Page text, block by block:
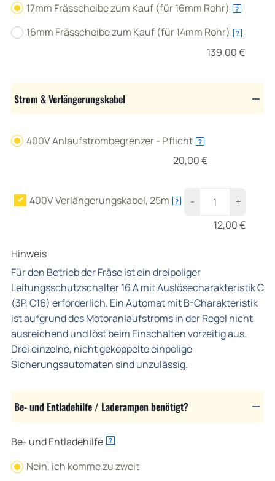
17mm Frässcheibe zum Kauf (für 16mm Rohr) ?
16mm Frässcheibe zum Kauf (für 14mm Rohr) ?
139,00€
Strom & Verlängerungskabel
400V Anlaufstrombegrenzer - Pflicht ?
20,00€
400V Verlängerungskabel, 25m ? -
+
12,00€
Hinweis
Für den Betrieb der Fräse ist ein dreipoliger
Leitungsschutzschalter 16 A mit Auslösecharakteristik C
(3P, C16) erforderlich. Ein Automat mit B-Charakteristik
ist aufgrund des Motoranlaufstroms in der Regel nicht
ausreichend und löst beim Einschalten vorzeitig aus.
Drei einzelne, nicht gekoppelte einpolige
Sicherungsautomaten sind unzulässig.
Be- und Entladehilfe / Laderampen benötigt?
Be- und Entladehilfe ?
Nein, ich komme zu zweit